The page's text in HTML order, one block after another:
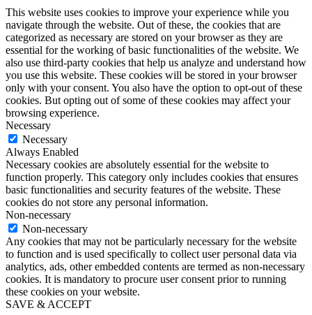
This website uses cookies to improve your experience while you
navigate through the website. Out of these, the cookies that are
categorized as necessary are stored on your browser as they are
essential for the working of basic functionalities of the website. We
also use third-party cookies that help us analyze and understand how
you use this website. These cookies will be stored in your browser
only with your consent. You also have the option to opt-out of these
cookies. But opting out of some of these cookies may affect your
browsing experience.
Necessary
Necessary
Always Enabled
Necessary cookies are absolutely essential for the website to
function properly. This category only includes cookies that ensures
basic functionalities and security features of the website. These
cookies do not store any personal information.
Non-necessary
Non-necessary
Any cookies that may not be particularly necessary for the website
to function and is used specifically to collect user personal data via
analytics, ads, other embedded contents are termed as non-necessary
cookies. It is mandatory to procure user consent prior to running
these cookies on your website.
SAVE & ACCEPT